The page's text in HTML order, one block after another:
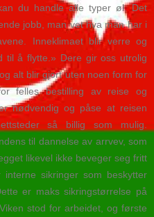
du handle alle typer øl. Det
jobb, man vet hva man har i
Inneklimaet blir verre og
til å flytte.» Dere gir oss utrolig
alt blir gjort uten noen form for
felles bestilling av reise og
nødvendig og påse at reisen
så billig som mulig.
til dannelse av arrvev, som
likevel ikke beveger seg fritt
sikringer som beskytter
er maks sikringstørrelse på
stod for arbeidet, og første